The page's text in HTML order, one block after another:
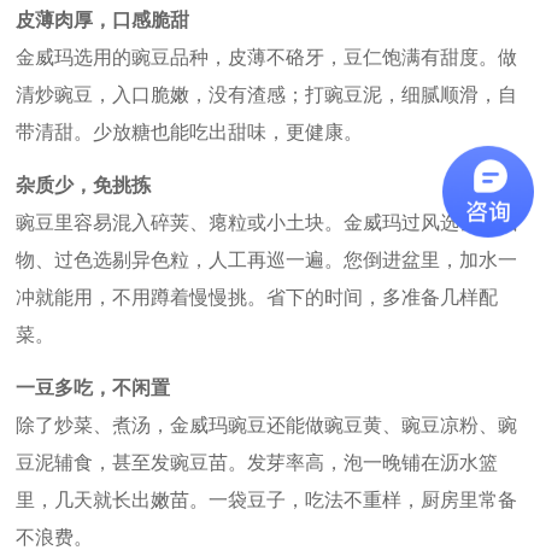
皮薄肉厚，口感脆甜
金威玛选用的豌豆品种，皮薄不硌牙，豆仁饱满有甜度。做
清炒豌豆，入口脆嫩，没有渣感；打豌豆泥，细腻顺滑，自
带清甜。少放糖也能吃出甜味，更健康。
杂质少，免挑拣
豌豆里容易混入碎荚、瘪粒或小土块。金威玛过风选去轻飘
物、过色选剔异色粒，人工再巡一遍。您倒进盆里，加水一
冲就能用，不用蹲着慢慢挑。省下的时间，多准备几样配
菜。
一豆多吃，不闲置
除了炒菜、煮汤，金威玛豌豆还能做豌豆黄、豌豆凉粉、豌
豆泥辅食，甚至发豌豆苗。发芽率高，泡一晚铺在沥水篮
里，几天就长出嫩苗。一袋豆子，吃法不重样，厨房里常备
不浪费。